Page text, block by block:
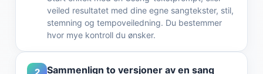
veiled resultatet med dine egne sangtekster, stil,
stemning og tempoveiledning. Du bestemmer
hvor mye kontroll du ønsker.
Sammenlign to versjoner av en sang